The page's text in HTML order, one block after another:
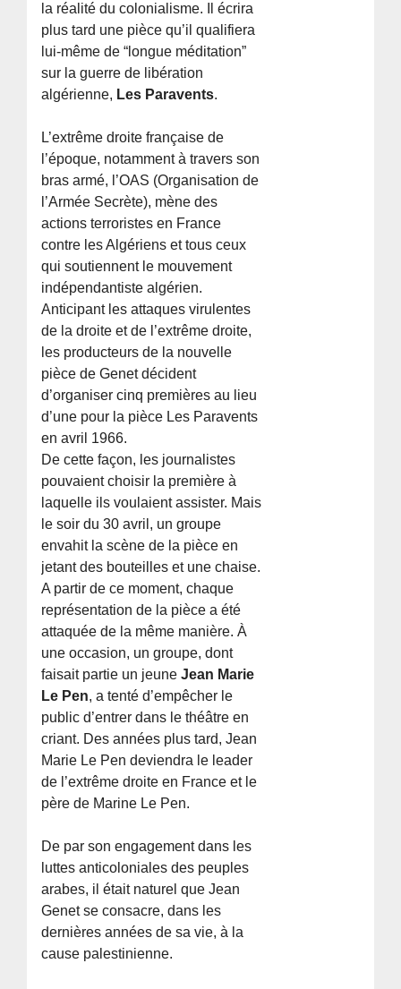
la réalité du colonialisme. Il écrira
plus tard une pièce qu’il qualifiera
lui-même de “longue méditation”
sur la guerre de libération
algérienne, Les Paravents.
L’extrême droite française de
l’époque, notamment à travers son
bras armé, l’OAS (Organisation de
l’Armée Secrète), mène des
actions terroristes en France
contre les Algériens et tous ceux
qui soutiennent le mouvement
indépendantiste algérien.
Anticipant les attaques virulentes
de la droite et de l’extrême droite,
les producteurs de la nouvelle
pièce de Genet décident
d’organiser cinq premières au lieu
d’une pour la pièce Les Paravents
en avril 1966.
De cette façon, les journalistes
pouvaient choisir la première à
laquelle ils voulaient assister. Mais
le soir du 30 avril, un groupe
envahit la scène de la pièce en
jetant des bouteilles et une chaise.
A partir de ce moment, chaque
représentation de la pièce a été
attaquée de la même manière. À
une occasion, un groupe, dont
faisait partie un jeuneJean Marie
Le Pen, a tenté d’empêcher le
public d’entrer dans le théâtre en
criant. Des années plus tard, Jean
Marie Le Pen deviendra le leader
de l’extrême droite en France et le
père de Marine Le Pen.
De par son engagement dans les
luttes anticoloniales des peuples
arabes, il était naturel que Jean
Genet se consacre, dans les
dernières années de sa vie, à la
cause palestinienne.